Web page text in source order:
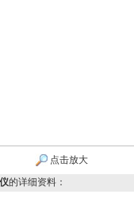
点击放大
的详细资料：